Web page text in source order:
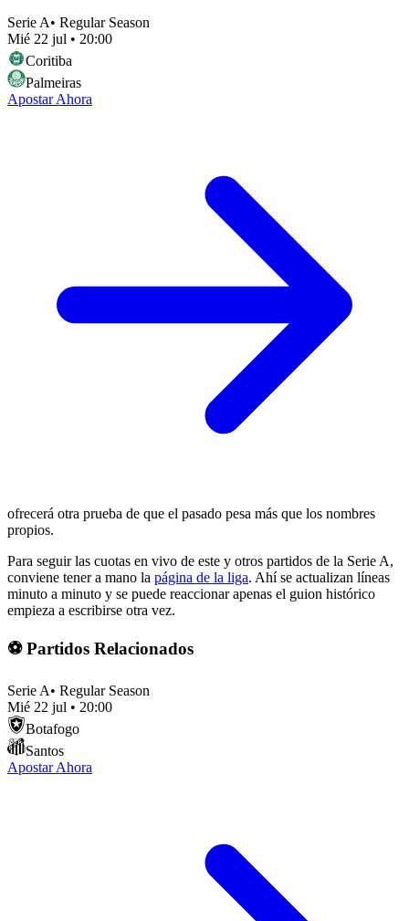
Serie A• Regular Season
Mié 22 jul • 20:00
Coritiba
Palmeiras
Apostar Ahora
ofrecerá otra prueba de que el pasado pesa más que los nombres
propios.
Para seguir las cuotas en vivo de este y otros partidos de la Serie A,
conviene tener a mano la página de la liga. Ahí se actualizan líneas
minuto a minuto y se puede reaccionar apenas el guion histórico
empieza a escribirse otra vez.
⚽ Partidos Relacionados
Serie A• Regular Season
Mié 22 jul • 20:00
Botafogo
Santos
Apostar Ahora